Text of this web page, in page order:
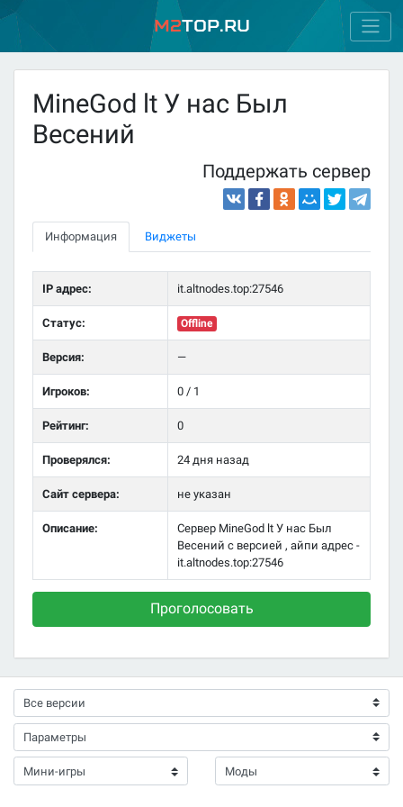
M2Top.ru
MineGod lt У нас Был
Весений
Поддержать сервер
Информация Виджеты
IP адрес: it.altnodes.top:27546
Статус: Offline
Версия: —
Игроков: 0 / 1
Рейтинг: 0
Проверялся: 24 дня назад
Сайт сервера: не указан
Описание:
Сервер MineGod lt У нас Был
Весений с версией , айпи адрес -
it.altnodes.top:27546
Проголосовать